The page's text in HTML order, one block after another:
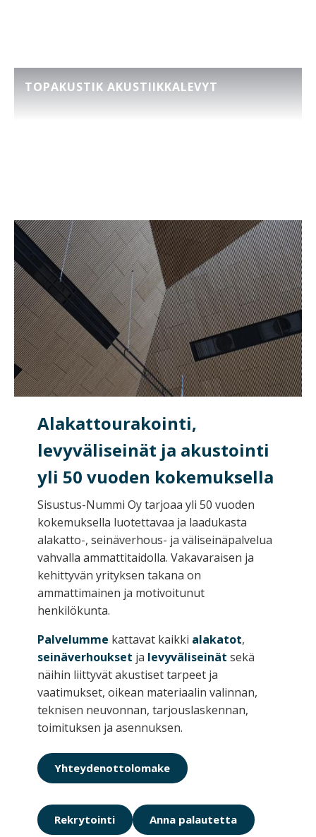
Katso avoimet työpaikat
TOPAKUSTIK AKUSTIIKKALEVYT
Alakattourakointi,
levyväliseinät ja akustointi
yli 50 vuoden kokemuksella
Sisustus-Nummi Oy tarjoaa yli 50 vuoden
kokemuksella luotettavaa ja laadukasta
alakatto-, seinäverhous- ja väliseinäpalvelua
vahvalla ammattitaidolla. Vakavaraisen ja
kehittyvän yrityksen takana on
ammattimainen ja motivoitunut
henkilökunta.
Palvelumme kattavat kaikki alakatot,
seinäverhoukset ja levyväliseinät sekä
näihin liittyvät akustiset tarpeet ja
vaatimukset, oikean materiaalin valinnan,
teknisen neuvonnan, tarjouslaskennan,
toimituksen ja asennuksen.
Yhteydenottolomake
Rekrytointi Anna palautetta